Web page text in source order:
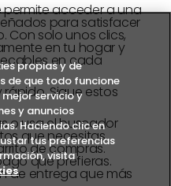
permite acceder a una
para satisfacer
Con solo unos clics,
en tu hogar y
en cada
rápido. Sigue estos
o usa el buscador
que necesitas.
de compras.
que prefieras.
de entrega que más
propias y de
de que todo funcione
servicio y
y anuncios
Haciendo clic en
tus preferencias
visita